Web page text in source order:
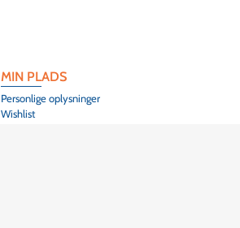
MIN PLADS
Personlige oplysninger
Wishlist